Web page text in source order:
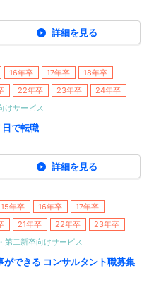
詳細を見る
16年卒 17年卒
18年卒
22年卒 23年卒
24年卒
けサービス
で転職
詳細を見る
15年卒 16年卒
17年卒
21年卒 22年卒
23年卒
第二新卒向けサービス
できる コンサルタント職募集